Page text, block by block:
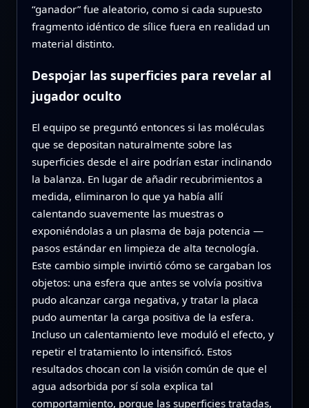
“ganador” fue aleatorio, como si cada supuesto
fragmento idéntico de sílice fuera en realidad un
material distinto.
Despojar las superficies para revelar al
jugador oculto
El equipo se preguntó entonces si las moléculas
que se depositan naturalmente sobre las
superficies desde el aire podrían estar inclinando
la balanza. En lugar de añadir recubrimientos a
medida, eliminaron lo que ya había allí
calentando suavemente las muestras o
exponiéndolas a un plasma de baja potencia —
pasos estándar en limpieza de alta tecnología.
Este cambio simple invirtió cómo se cargaban los
objetos: una esfera que antes se volvía positiva
pudo alcanzar carga negativa, y tratar la placa
pudo aumentar la carga positiva de la esfera.
Incluso un calentamiento leve moduló el efecto, y
repetir el tratamiento lo intensificó. Estos
resultados chocan con la visión común de que el
agua adsorbida por sí sola explica tal
comportamiento, porque las superficies tratadas,